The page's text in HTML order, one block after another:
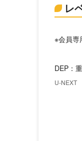
レ
※会員専
DEP：
U-NEXT